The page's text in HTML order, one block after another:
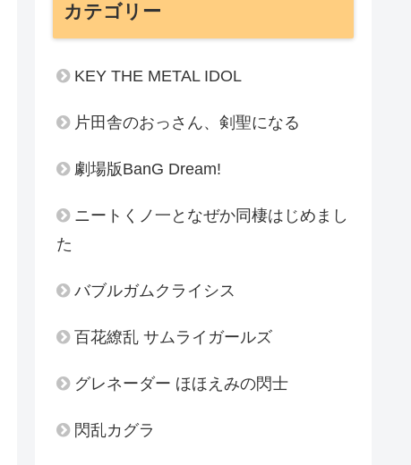
カテゴリー
KEY THE METAL IDOL
片田舎のおっさん、剣聖になる
劇場版BanG Dream!
ニートくノ一となぜか同棲はじめまし
た
バブルガムクライシス
百花繚乱 サムライガールズ
グレネーダー ほほえみの閃士
閃乱カグラ